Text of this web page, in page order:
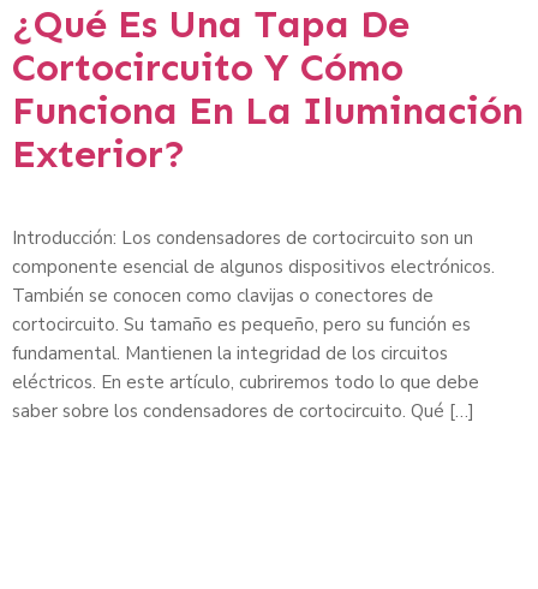
¿Qué Es Una Tapa De
Cortocircuito Y Cómo
Funciona En La Iluminación
Exterior?
Introducción: Los condensadores de cortocircuito son un
componente esencial de algunos dispositivos electrónicos.
También se conocen como clavijas o conectores de
cortocircuito. Su tamaño es pequeño, pero su función es
fundamental. Mantienen la integridad de los circuitos
eléctricos. En este artículo, cubriremos todo lo que debe
saber sobre los condensadores de cortocircuito. Qué […]